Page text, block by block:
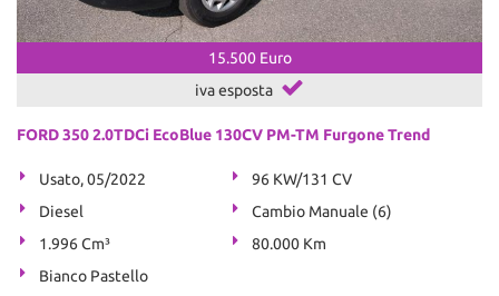
15.500 Euro
iva esposta
FORD 350 2.0TDCi EcoBlue 130CV PM-TM Furgone Trend
Usato, 05/2022
96 KW/131 CV
Diesel
Cambio Manuale (6)
1.996 Cm³
80.000 Km
Bianco Pastello